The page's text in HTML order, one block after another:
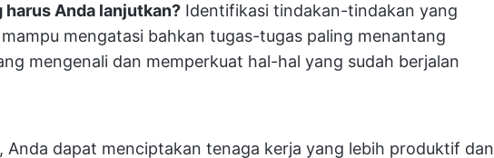
harus Anda lanjutkan? Identifikasi tindakan-tindakan yang
mengatasi bahkan tugas-tugas paling menantang
mengenali dan memperkuat hal-hal yang sudah berjalan
Anda dapat menciptakan tenaga kerja yang lebih produktif dan